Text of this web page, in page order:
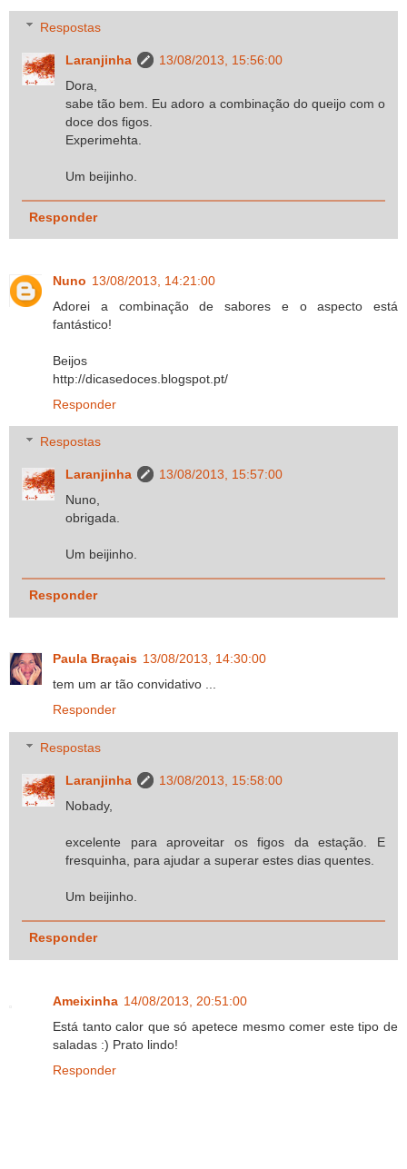
Respostas
Laranjinha
13/08/2013, 15:56:00
Dora,
sabe tão bem. Eu adoro a combinação do queijo com o
doce dos figos.
Experimehta.
Um beijinho.
Responder
Nuno 13/08/2013, 14:21:00
Adorei a combinação de sabores e o aspecto está
fantástico!
Beijos
http://dicasedoces.blogspot.pt/
Responder
Respostas
Laranjinha
13/08/2013, 15:57:00
Nuno,
obrigada.
Um beijinho.
Responder
Paula Braçais 13/08/2013, 14:30:00
tem um ar tão convidativo ...
Responder
Respostas
Laranjinha
13/08/2013, 15:58:00
Nobady,
excelente para aproveitar os figos da estação. E
fresquinha, para ajudar a superar estes dias quentes.
Um beijinho.
Responder
Ameixinha 14/08/2013, 20:51:00
Está tanto calor que só apetece mesmo comer este tipo de
saladas :) Prato lindo!
Responder